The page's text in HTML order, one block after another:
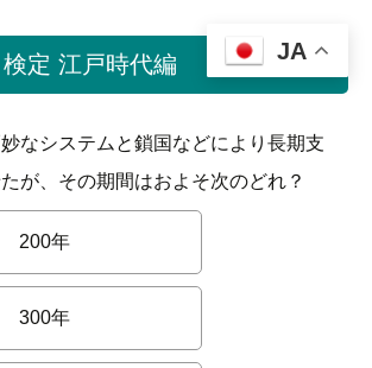
検定 江戸時代編
なシステムと鎖国などにより長期支
が、その期間はおよそ次のどれ？
200年
300年
JA